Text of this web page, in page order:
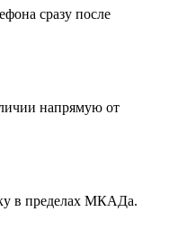
сразу после
напрямую от
в пределах МКАДа.